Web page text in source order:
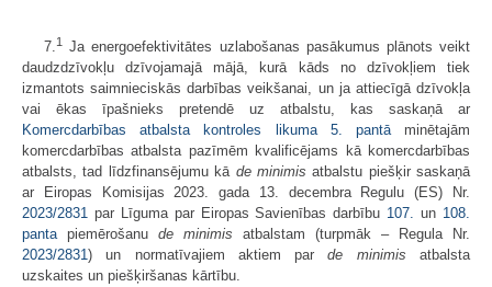
7. 1
Ja energoefektivitātes uzlabošanas pasākumus plānots veikt
daudzdzīvokļu dzīvojamajā mājā, kurā kāds no dzīvokļiem tiek
izmantots saimnieciskās darbības veikšanai, un ja attiecīgā dzīvokļa
vai ēkas īpašnieks pretendē uz atbalstu, kas saskaņā ar
Komercdarbības atbalsta kontroles likuma
5. pantāminētajām
komercdarbības atbalsta pazīmēm kvalificējams kā komercdarbības
atbalsts, tad līdzfinansējumu kā de minimis atbalstu piešķir saskaņā
ar Eiropas Komisijas 2023. gada 13. decembra Regulu (ES) Nr.
2023/2831 par Līguma par Eiropas Savienības darbību 107.un 108.
panta piemērošanu de minimis atbalstam (turpmāk – Regula Nr.
2023/2831 ) un normatīvajiem aktiem parde minimis atbalsta
uzskaites un piešķiršanas kārtību.